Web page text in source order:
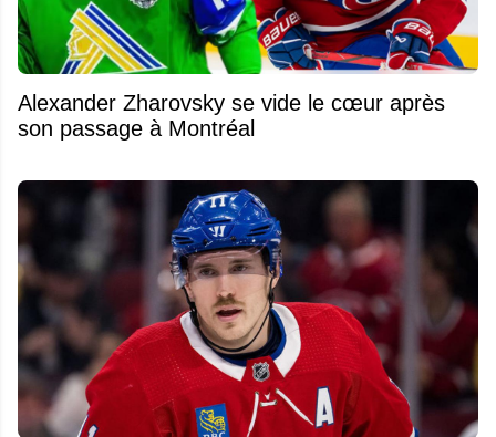
Alexander Zharovsky se vide le cœur après
son passage à Montréal